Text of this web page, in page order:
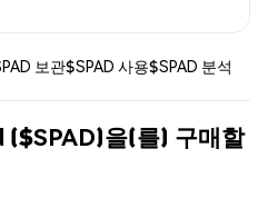
보관$SPAD 사용$SPAD 분석
($SPAD)을(를) 구매할